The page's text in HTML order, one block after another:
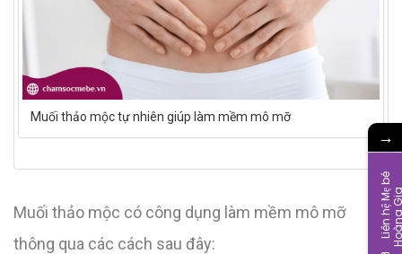
Muối thảo mộc tự nhiên giúp làm mềm mô mỡ
Muối thảo mộc có công dụng làm mềm mô mỡ
thông qua các cách sau đây:
→
L
i
ê
n
h
ệ
M
b
é
H
o
à
n
g
G
i